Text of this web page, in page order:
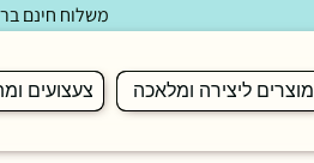
משלוח חינם
מוצרים ליצירה ומלאכה צעצועים